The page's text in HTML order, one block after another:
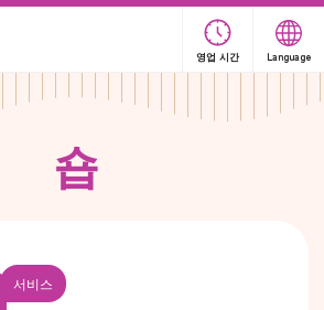
영업 시간 Language
숍
서비스